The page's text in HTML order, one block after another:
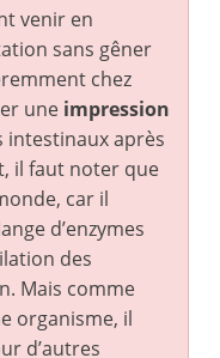
venir en
sans gêner
chez
une impression
intestinaux après
il faut noter que
car il
d’enzymes
des
Mais comme
organisme, il
d’autres